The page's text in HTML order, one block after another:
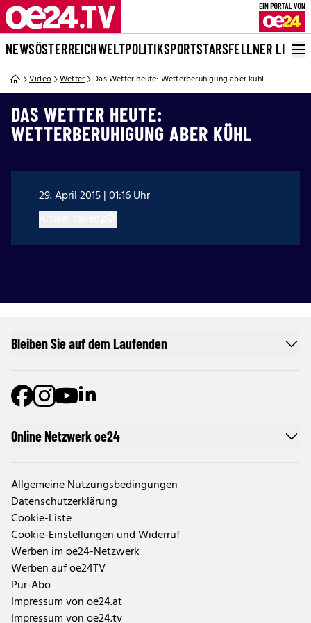
NEWSÖSTERREICHWELTPOLITIKSPORTSTARSFELLNER LIVE
Video Wetter Das Wetter heute: Wetterberuhigung aber kühl
DAS WETTER HEUTE:
WETTERBERUHIGUNG ABER KÜHL
29. April 2015 | 01:16 Uhr
Online Netzwerk oe24
Allgemeine Nutzungsbedingungen
Datenschutzerklärung
Cookie-Liste
Cookie-Einstellungen und Widerruf
Werben im oe24-Netzwerk
Werben auf oe24TV
Pur-Abo
Impressum von oe24.at
Impressum von oe24.tv
Bleiben Sie auf dem Laufenden